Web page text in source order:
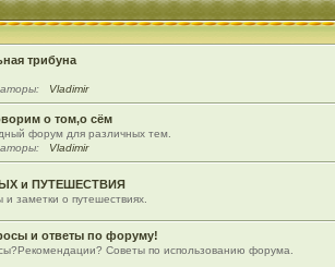
трибуна
Vladimir
о том,о сём
форум для различных тем.
Vladimir
и ПУТЕШЕСТВИЯ
и заметки о путешествиях.
и ответы по форуму!
Советы по использованию форума.